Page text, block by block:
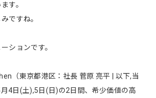
す。
ですね。
ションです。
（東京都港区：社長 菅原 亮平 | 以下,当
4日(土),5日(日)の2日間、希少価値の高